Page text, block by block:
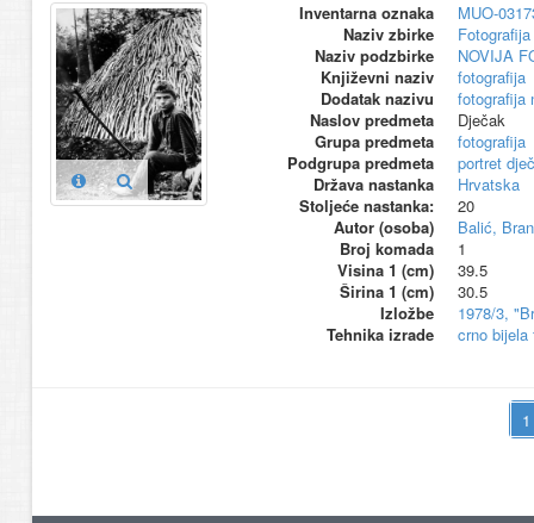
Inventarna oznaka
MUO-
Naziv zbirke
Naziv podzbirke
NOVIJA
Književni naziv
fotografija
Dodatak nazivu
fotografija
Naslov predmeta
Dječak
Grupa predmeta
fotografija
Podgrupa predmeta
portret
Država nastanka
Hrvatska
Stoljeće nastanka:
20
Autor (osoba)
Balić,
Broj komada
1
Visina 1 (cm)
39.5
Širina 1 (cm)
30.5
Izložbe
1978/3,
Tehnika izrade
crno bijela